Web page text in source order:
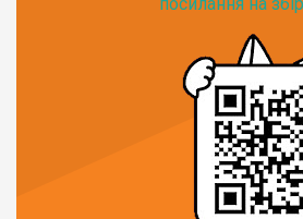
посилання на